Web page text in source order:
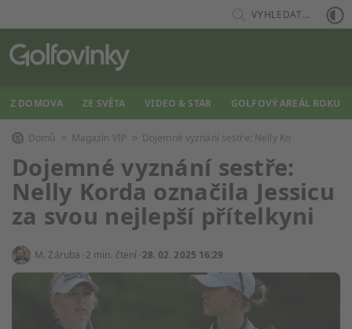
VYHLEDAT...
Z DOMOVA ZE SVĚTA VIDEO & STAR GOLFOVÝ AREÁL ROKU
Domů Magazín VIP Dojemné vyznání sestře: Nelly Ko
Dojemné vyznání sestře:
Nelly Korda označila Jessicu
za svou nejlepší přítelkyni
M. Záruba 2 min. čtení 28. 02. 2025 16:29